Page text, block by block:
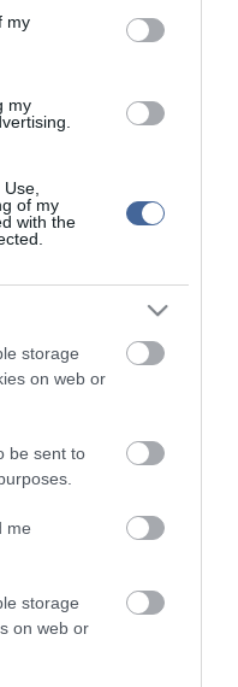
my
my
of my
with the
storage
on web or
be sent to
me
storage
on web or
foglalkozik, a
jó hírnevének tiszteletben
hírei:
erdész, hogy
emeltek ki a